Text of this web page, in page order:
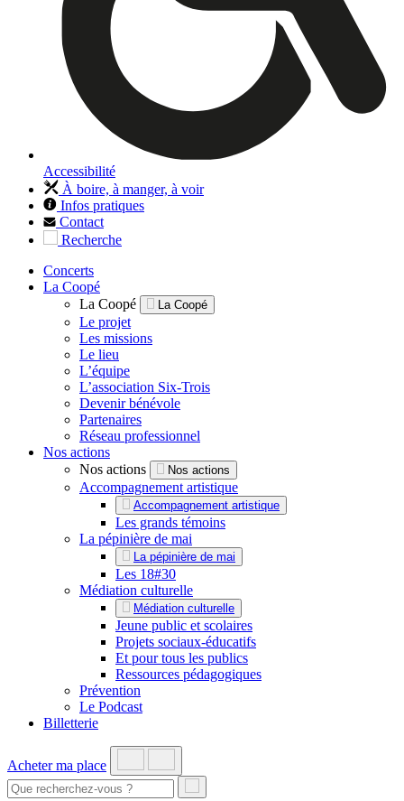
Accessibilité
À boire, à manger, à voir
Infos pratiques
Contact
Recherche
Concerts
La Coopé
La Coopé
La Coopé
Le projet
Les missions
Le lieu
L’équipe
L’association Six-Trois
Devenir bénévole
Partenaires
Réseau professionnel
Nos actions
Nos actions
Nos actions
Accompagnement artistique
Accompagnement artistique
Les grands témoins
La pépinière de mai
La pépinière de mai
Les 18#30
Médiation culturelle
Médiation culturelle
Jeune public et scolaires
Projets sociaux-éducatifs
Et pour tous les publics
Ressources pédagogiques
Prévention
Le Podcast
Billetterie
Acheter ma place